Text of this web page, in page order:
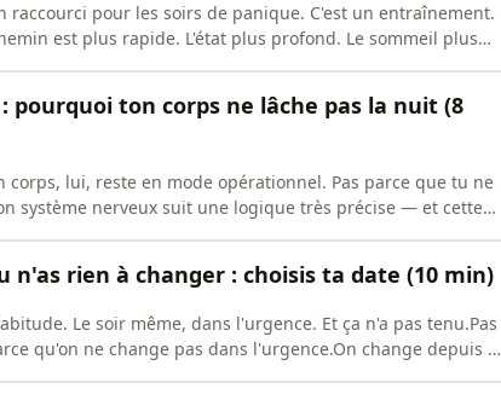
raccourci pour les soirs de panique. C'est un entraînement.
est plus rapide. L'état plus profond. Le sommeil plus
pourquoi ton corps ne lâche pas la nuit (8
corps, lui, reste en mode opérationnel. Pas parce que tu ne
système nerveux suit une logique très précise — et cette
n'as rien à changer : choisis ta date (10 min)
Le soir même, dans l'urgence. Et ça n'a pas tenu.Pas
qu'on ne change pas dans l'urgence.On change depuis un